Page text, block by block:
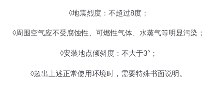
◊地震烈度：不超过8度；
◊周围空气应不受腐蚀性、可燃性气体、水蒸气等明显污染；
◊安装地点倾斜度：不大于3°；
◊超出上述正常使用环境时，需要特殊书面说明。